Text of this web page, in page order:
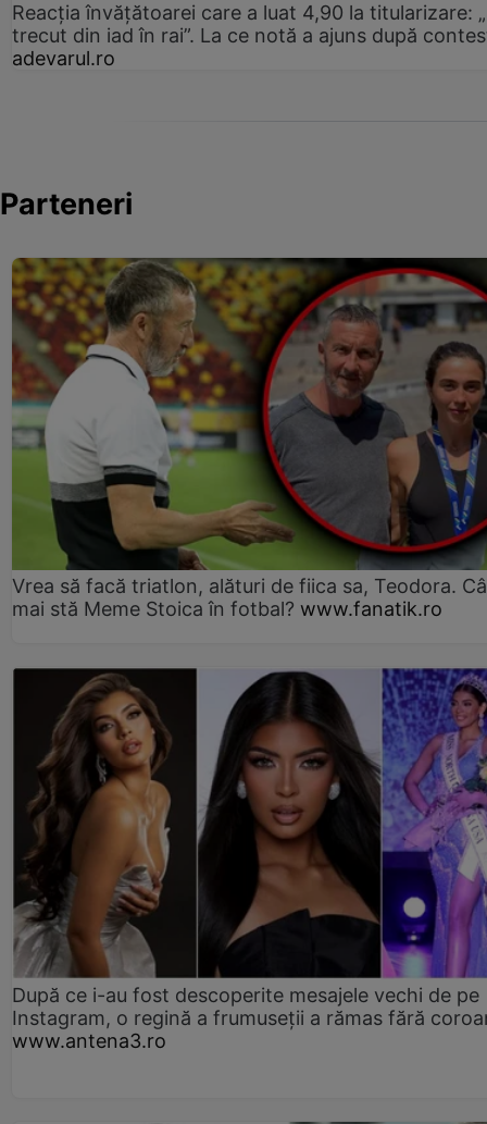
Reacția învățătoarei care a luat 4,90 la titularizare:
trecut din iad în rai”. La ce notă a ajuns după
adevarul.ro
Parteneri
Vrea să facă triatlon, alături de fiica sa, Teodora.
mai stă Meme Stoica în fotbal? www.fanatik.ro
După ce i-au fost descoperite mesajele vechi de pe
Instagram, o regină a frumuseții a rămas fără
www.antena3.ro